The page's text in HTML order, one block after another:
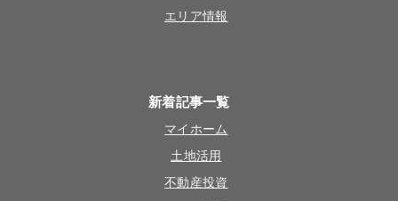
エリア情報
新着記事一覧
マイホーム
土地活用
不動産投資